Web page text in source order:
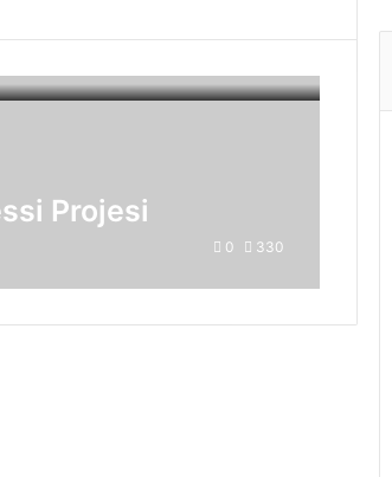
Projesi
0 330